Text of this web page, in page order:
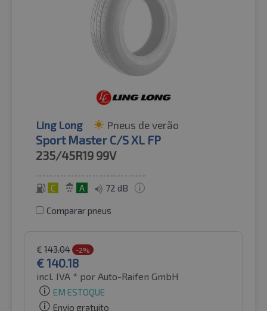
Ling Long Pneus de verão
Sport Master C/S XL FP
235/45R19 99V
C A 72 dB
Comparar pneus
€ 143.04 -2%
€140.18
incl. IVA * por Auto-Raifen GmbH
EM ESTOQUE
Envio gratuito